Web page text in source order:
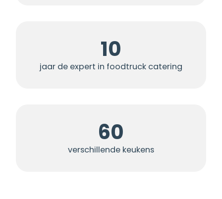
10
jaar de expert in foodtruck catering
60
verschillende keukens